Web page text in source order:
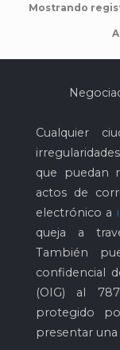
Mostrando
Cualquier
que puedan
actos de
electrónico a
queja a
También
confidencial
(OIG) al
protegido
presentar una